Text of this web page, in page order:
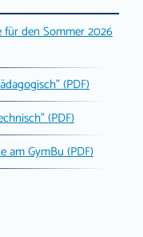
für den Sommer 2026
(PDF)
(PDF)
am GymBu (PDF)